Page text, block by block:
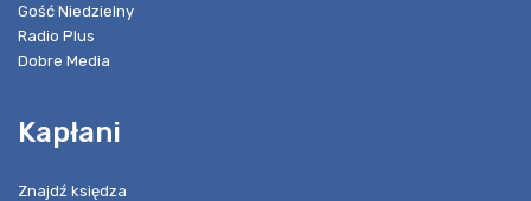
Gość Niedzielny
Radio Plus
Dobre Media
Kapłani
Znajdź księdza